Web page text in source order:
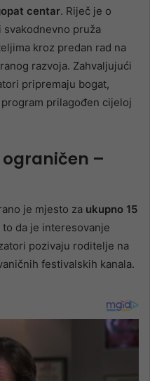
centar. Riječ je o
pruža
kroz predan rad na
razvoja. Zahvaljujući
pripremaju bogat,
prilagođen cijeloj
–
je mjesto za ukupno 15
to da je interesovanje
pozivaju roditelje na
festivalskih kanala.